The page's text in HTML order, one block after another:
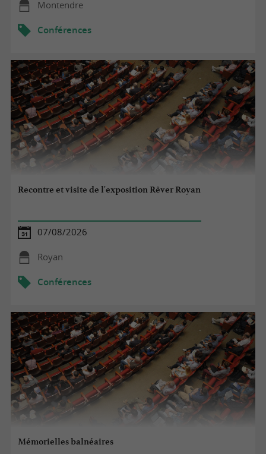
Montendre
Conférences
Recontre et visite de l'exposition Rêver Royan
07/08/2026
Royan
Conférences
Mémorielles balnéaires